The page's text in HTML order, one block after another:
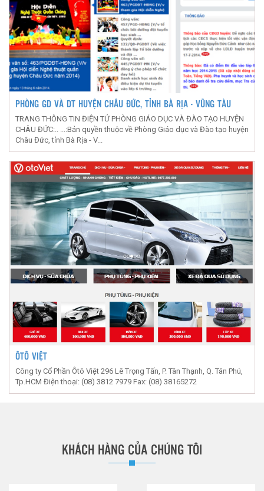
PHÒNG GD VÀ DT HUYỆN CHÂU ĐỨC, TỈNH BÀ RỊA - VŨNG TÀU
TRANG THÔNG TIN ĐIỆN TỬ PHÒNG GIÁO DỤC VÀ ĐÀO TẠO HUYỆN
CHÂU ĐỨC:.. ...:Bản quyền thuộc về Phòng Giáo dục và Đào tạo huyện
Châu Đức, tỉnh Bà Rịa - V...
ÔTÔ VIỆT
Công ty Cổ Phần Ôtô Việt 296 Lê Trọng Tấn, P. Tân Thạnh, Q. Tân Phú,
Tp.HCM Điện thoại: (08) 3812 7979 Fax: (08) 38165272
KHÁCH HÀNG CỦA CHÚNG TÔI